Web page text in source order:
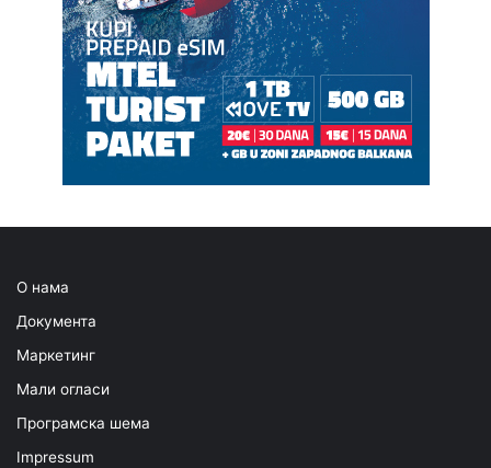
О нама
Документа
Маркетинг
Мали огласи
Програмска шема
Impressum